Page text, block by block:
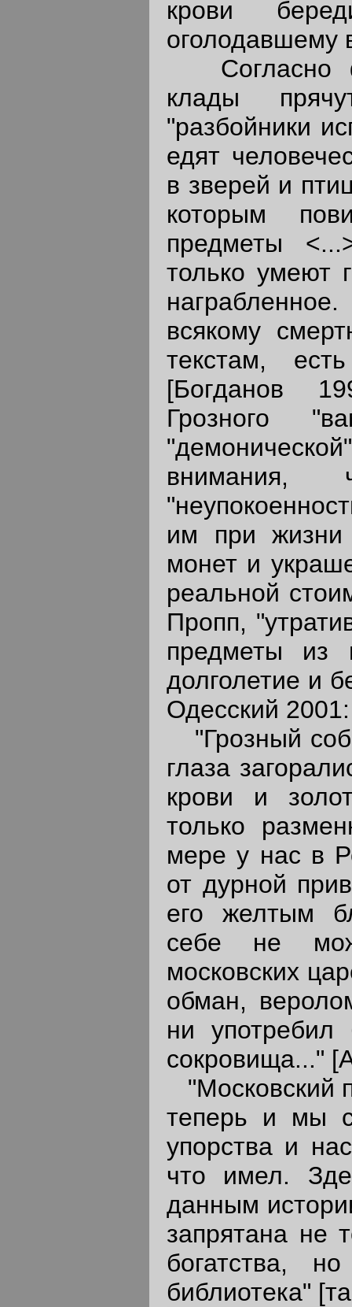
крови
оголодавшему
Согласно
клады
"разбойники
едят
в зверей и
которым
предметы
только умеют
всякому
текстам,
[Богданов
Грозного
им при жизни
монет и
реальной
Пропп,
предметы из
долголетие и
Одесский
"Грозный
глаза
крови и
только
мере у нас в
от дурной
его желтым
себе не
московских
обман,
ни
сокровища..."
"Московский
теперь и мы
упорства и
что имел.
данным
запрятана не
богатства,
библиотека"